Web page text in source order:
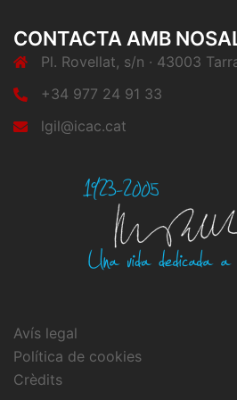
CONTACTA AMB
Pl. Rovellat, s/n · 43003
+34 977 24 91 33
lgil@icac.cat
Avís legal
Política de cookies
Crèdits